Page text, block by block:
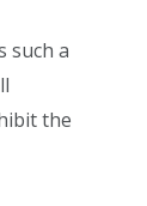
such a
the